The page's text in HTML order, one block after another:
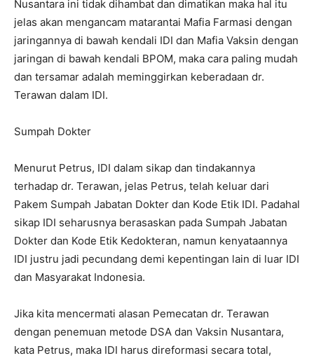
Nusantara ini tidak dihambat dan dimatikan maka hal itu
jelas akan mengancam matarantai Mafia Farmasi dengan
jaringannya di bawah kendali IDI dan Mafia Vaksin dengan
jaringan di bawah kendali BPOM, maka cara paling mudah
dan tersamar adalah meminggirkan keberadaan dr.
Terawan dalam IDI.
Sumpah Dokter
Menurut Petrus, IDI dalam sikap dan tindakannya
terhadap dr. Terawan, jelas Petrus, telah keluar dari
Pakem Sumpah Jabatan Dokter dan Kode Etik IDI. Padahal
sikap IDI seharusnya berasaskan pada Sumpah Jabatan
Dokter dan Kode Etik Kedokteran, namun kenyataannya
IDI justru jadi pecundang demi kepentingan lain di luar IDI
dan Masyarakat Indonesia.
Jika kita mencermati alasan Pemecatan dr. Terawan
dengan penemuan metode DSA dan Vaksin Nusantara,
kata Petrus, maka IDI harus direformasi secara total,